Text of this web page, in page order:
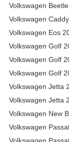
Volkswagen
Volkswagen
Volkswagen Eos
Volkswagen Golf
Volkswagen Golf
Volkswagen Golf
Volkswagen Jetta
Volkswagen Jetta
Volkswagen New
Volkswagen